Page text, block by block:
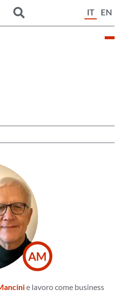
IT EN
AM
e lavoro come business